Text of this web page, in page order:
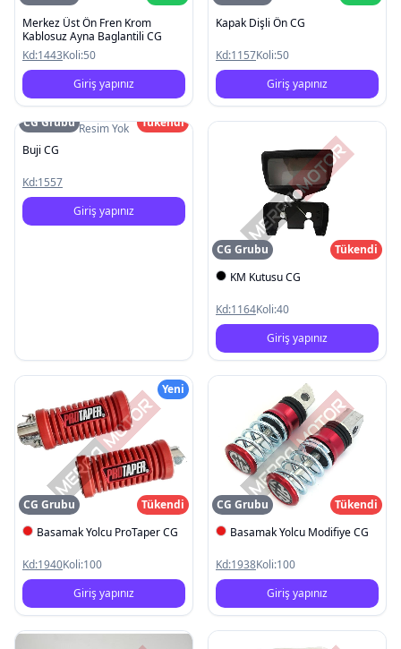
Merkez Üst Ön Fren Krom
Kablosuz Ayna Baglantili CG
Kd:1443Koli:50
Giriş yapınız
Kapak Dişli Ön CG
Kd:1157Koli:50
Giriş yapınız
Resim Yok
CG Grubu
Tükendi
Buji CG
Kd:1557
Giriş yapınız
CG Grubu
Tükendi
KM Kutusu CG
Kd:1164Koli:40
Giriş yapınız
Yeni
CG Grubu
Tükendi
Basamak Yolcu ProTaper CG
Kd:1940Koli:100
Giriş yapınız
CG Grubu
Tükendi
Basamak Yolcu Modifiye CG
Kd:1938Koli:100
Giriş yapınız